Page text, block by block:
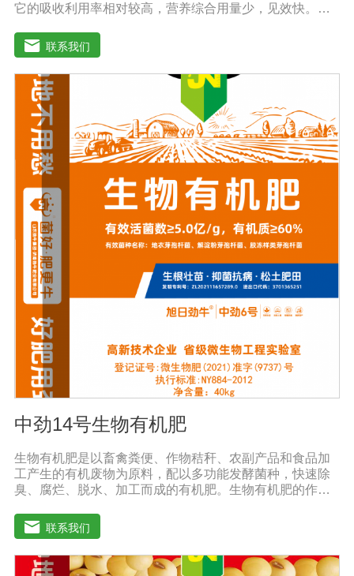
它的吸收利用率相对较高，营养综合用量少，见效快。用
体肥料。使用方法：灌溉施肥，灌溉包括灌溉、滴灌等灌
溉方式，不仅节约用水，而且节约施肥，而且植物吸收
快。叶面施肥，将肥料稀释溶解在水中喷洒叶面，或溶解
在水中，均匀喷洒叶面，通过叶面孔进入植物，植物可以
通过叶片营养吸收，大大提高了肥料的吸收利用效率。利
用大量元素水溶性肥料收获的农产品，大大降低了农药残
留，确保了食用的绿色和安全。此外，作物中蛋白质、
糖、氨基酸、维生素等有益成分的含量显著增加，颗粒丰
满光滑，蔬菜和水果颜色明亮，也能减少烟硝酸盐的积
累，提高农产品的安全性。
联系我们
中劲14号生物有机肥
生物有机肥是以畜禽粪便、作物秸秆、农副产品和食品加
工产生的有机废物为原料，配以多功能发酵菌种，快速除
臭、腐烂、脱水、加工而成的有机肥。生物有机肥的作
放缓慢，氮以铵离子或氨基酸的形式供应植物，进入植物
细胞不需要消耗大量能量，直接参与植物细胞物质的合
成，因此，使用生物有机肥后，植物生长快，积累成分和
干物质，农产品质量好。(2)提高土壤肥力，改善土壤理化
联系我们